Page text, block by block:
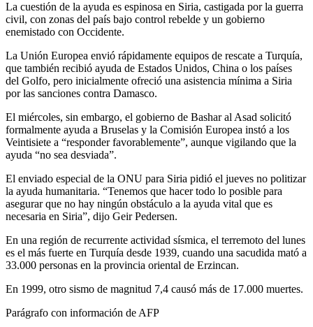
La cuestión de la ayuda es espinosa en Siria, castigada por la guerra
civil, con zonas del país bajo control rebelde y un gobierno
enemistado con Occidente.
La Unión Europea envió rápidamente equipos de rescate a Turquía,
que también recibió ayuda de Estados Unidos, China o los países
del Golfo, pero inicialmente ofreció una asistencia mínima a Siria
por las sanciones contra Damasco.
El miércoles, sin embargo, el gobierno de Bashar al Asad solicitó
formalmente ayuda a Bruselas y la Comisión Europea instó a los
Veintisiete a “responder favorablemente”, aunque vigilando que la
ayuda “no sea desviada”.
El enviado especial de la ONU para Siria pidió el jueves no politizar
la ayuda humanitaria. “Tenemos que hacer todo lo posible para
asegurar que no hay ningún obstáculo a la ayuda vital que es
necesaria en Siria”, dijo Geir Pedersen.
En una región de recurrente actividad sísmica, el terremoto del lunes
es el más fuerte en Turquía desde 1939, cuando una sacudida mató a
33.000 personas en la provincia oriental de Erzincan.
En 1999, otro sismo de magnitud 7,4 causó más de 17.000 muertes.
Parágrafo con información de AFP